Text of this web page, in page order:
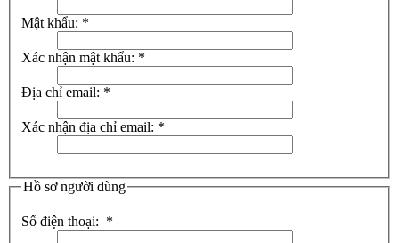
Mật khẩu: *
Xác nhận mật khẩu: *
Địa chỉ email: *
Xác nhận địa chỉ email: *
Hồ sơ người dùng
Số điện thoại: *